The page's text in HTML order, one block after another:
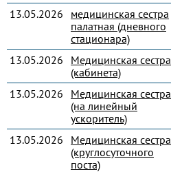
13.05.2026
медицинская сестра
палатная (дневного
стационара)
13.05.2026
Медицинская сестра
(кабинета)
13.05.2026
Медицинская сестра
(на линейный
ускоритель)
13.05.2026
Медицинская сестра
(круглосуточного
поста)